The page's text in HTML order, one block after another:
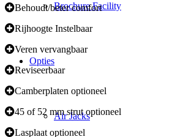
Brochure Facility
Opties
Air Jacks
Behoudt/beter comfort
Rijhoogte Instelbaar
Veren vervangbaar
Reviseerbaar
Camberplaten optioneel
45 of 52 mm strut optioneel
Lasplaat optioneel